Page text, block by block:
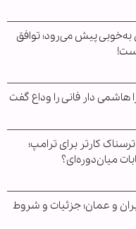
به‌خوبی پیش می‌رود؛ توافق
دار فانی را وداع گفت
کارتر برای ترامپ؛
میان‌دوره‌ای؟
و عمان؛ جزئیات و شروط